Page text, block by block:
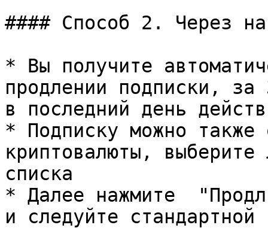
#### Способ 2. Через
* Вы получите
продлении подписки,
в последний день
* Подписку можно также
криптовалюты,
списка
* Далее нажмите
и следуйте